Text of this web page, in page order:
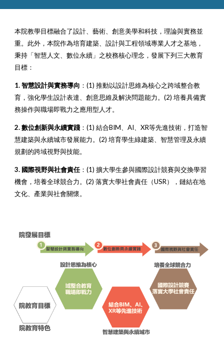
本院教學目標融合了設計、藝術、創意美學和科技，理論與實務並
重。此外，本院作為培育建築、設計與工程領域專業人才之基地，
秉持「智慧人文、數位永續」之校務核心理念，發展下列三大教育
目標：
1. 智慧設計與實務導向 ：(1) 推動以設計思維為核心之跨域整合教
育，強化學生設計表達、創意思維及解決問題能力。(2) 培養具備實
務操作與職場即戰力之應用型人才。
2. 數位創新與永續實踐 ：(1) 結合BIM、AI、XR等先進技術，打造智
慧建築與永續城市發展能力。(2) 培育學生綠建築、智慧管理及永續
規劃的跨域視野與技能。
3. 國際視野與社會責任：(1) 擴大學生參與國際設計競賽與交換學習
機會，培養全球競合力。(2) 落實大學社會責任（USR），鏈結在地
文化、產業與社會關懷。